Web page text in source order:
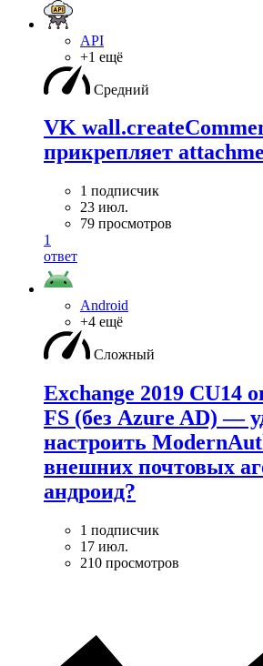
API
+1 ещё
Средний
VK
прикрепляет
1 подписчик
23 июл.
79 просмотров
1
ответ
Android
+4 ещё
Сложный
Exchange 2019 CU14
FS (без Azure AD) —
настроить
внешних почтовых
андроид?
1 подписчик
17 июл.
210 просмотров